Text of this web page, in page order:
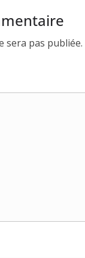
sera pas publiée.